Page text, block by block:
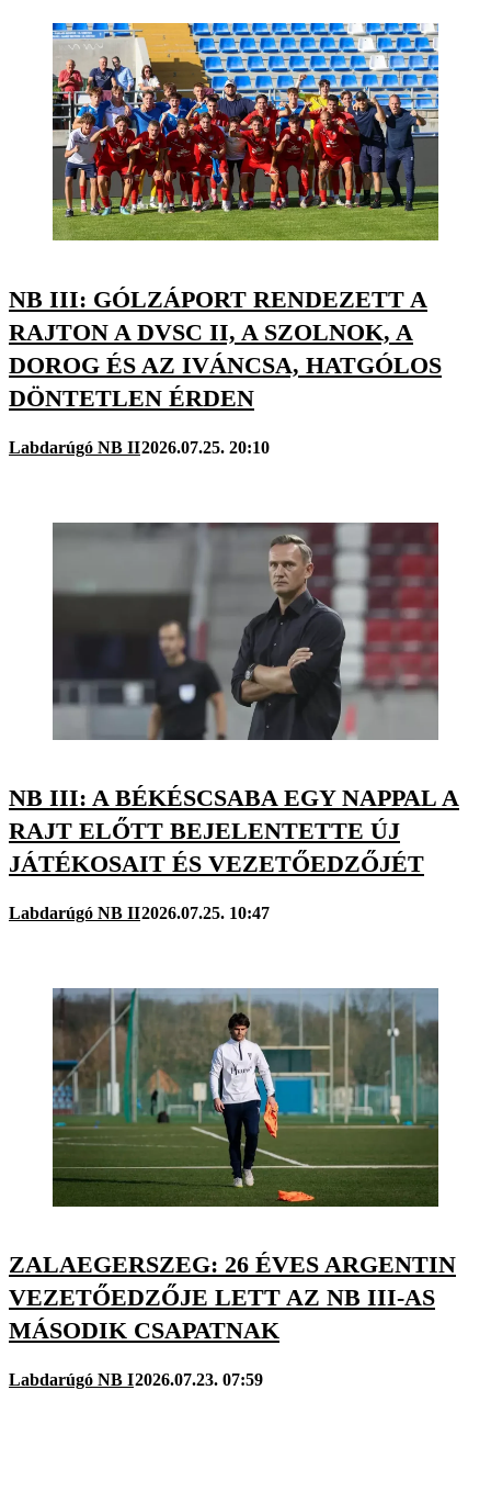
NB III: GÓLZÁPORT RENDEZETT A
RAJTON A DVSC II, A SZOLNOK, A
DOROG ÉS AZ IVÁNCSA, HATGÓLOS
DÖNTETLEN ÉRDEN
Labdarúgó NB II2026.07.25. 20:10
NB III: A BÉKÉSCSABA EGY NAPPAL A
RAJT ELŐTT BEJELENTETTE ÚJ
JÁTÉKOSAIT ÉS VEZETŐEDZŐJÉT
Labdarúgó NB II2026.07.25. 10:47
ZALAEGERSZEG: 26 ÉVES ARGENTIN
VEZETŐEDZŐJE LETT AZ NB III-AS
MÁSODIK CSAPATNAK
Labdarúgó NB I2026.07.23. 07:59